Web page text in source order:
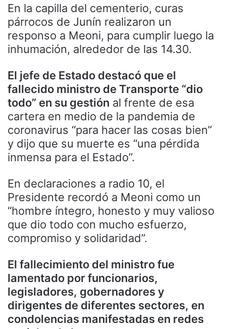
En la capilla del cementerio, curas
párrocos de Junín realizaron un
responso a Meoni, para cumplir luego la
inhumación, alrededor de las 14.30.
El jefe de Estado destacó que el
fallecido ministro de Transporte “dio
todo” en su gestión al frente de esa
cartera en medio de la pandemia de
coronavirus “para hacer las cosas bien”
y dijo que su muerte es “una pérdida
inmensa para el Estado”.
En declaraciones a radio 10, el
Presidente recordó a Meoni como un
“hombre íntegro, honesto y muy valioso
que dio todo con mucho esfuerzo,
compromiso y solidaridad”.
El fallecimiento del ministro fue
lamentado por funcionarios,
legisladores, gobernadores y
dirigentes de diferentes sectores, en
condolencias manifestadas en redes